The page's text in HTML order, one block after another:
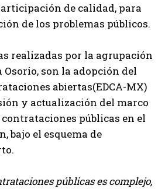
de calidad, para
de los problemas públicos.
realizadas por la agrupación
Osorio, son la adopción del
abiertas(EDCA-MX)
y actualización del marco
públicas en el
bajo el esquema de
públicas es complejo,